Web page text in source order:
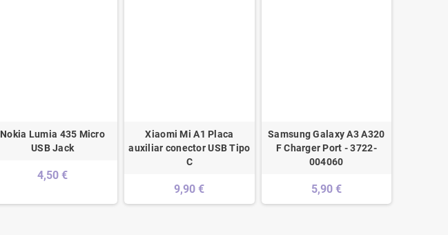
Nokia Lumia 435 Micro
USB Jack
4,50 €
Xiaomi Mi A1 Placa
auxiliar conector USB Tipo
C
9,90 €
Samsung Galaxy A3 A320
F Charger Port - 3722-
004060
5,90 €